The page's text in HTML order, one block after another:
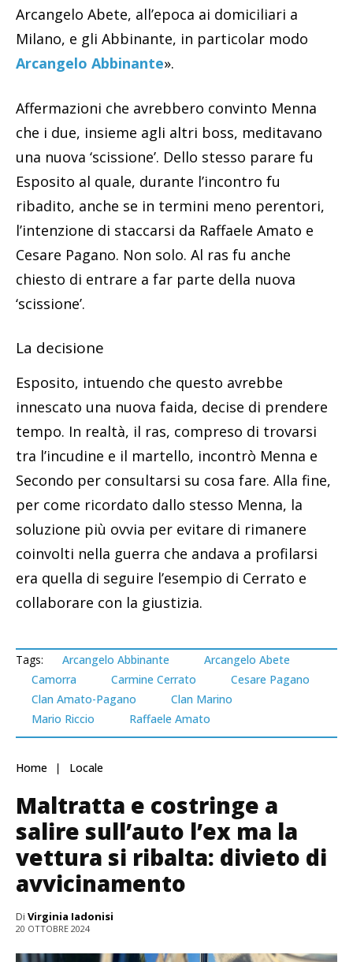
Arcangelo Abete, all’epoca ai domiciliari a
Milano, e gli Abbinante, in particolar modo
Arcangelo Abbinante».
Affermazioni che avrebbero convinto Menna
che i due, insieme agli altri boss, meditavano
una nuova ‘scissione’. Dello stesso parare fu
Esposito al quale, durante l’incontro fu
ribadito, anche se in termini meno perentori,
l’intenzione di staccarsi da Raffaele Amato e
Cesare Pagano. Non solo. Al ras fu anche
chiesto di entrare a far parte della nuova
‘scissione’.
La decisione
Esposito, intuendo che questo avrebbe
innescato una nuova faida, decise di prendere
tempo. In realtà, il ras, compreso di trovarsi
tra l’incudine e il martello, incontrò Menna e
Secondo per consultarsi su cosa fare. Alla fine,
per come ricordato dallo stesso Menna, la
soluzione più ovvia per evitare di rimanere
coinvolti nella guerra che andava a profilarsi
era quella di seguire l’esempio di Cerrato e
collaborare con la giustizia.
Tags: Arcangelo Abbinante
Arcangelo Abete
Camorra
Carmine Cerrato
Cesare Pagano
Clan Amato-Pagano
Clan Marino
Mario Riccio
Raffaele Amato
Home Locale
Maltratta e costringe a
salire sull’auto l’ex ma la
vettura si ribalta: divieto di
avvicinamento
Di Virginia Iadonisi
20 OTTOBRE 2024